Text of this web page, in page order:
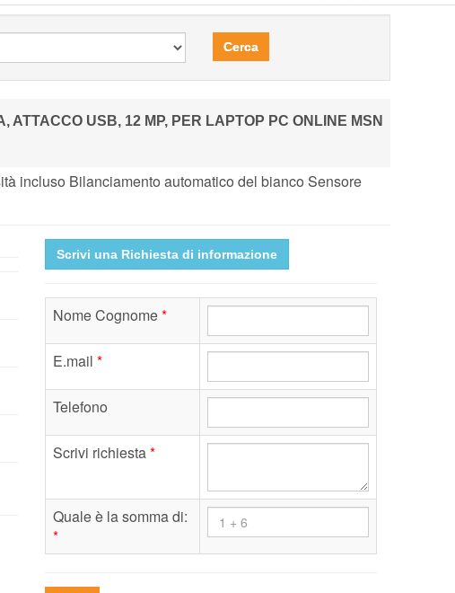
Cerca
USB, 12 MP, PER LAPTOP PC ONLINE MSN
incluso Bilanciamento automatico del bianco Sensore
Scrivi una Richiesta di informazione
Nome Cognome*
E.mail *
Telefono
Scrivi richiesta*
Quale è la somma di:
*